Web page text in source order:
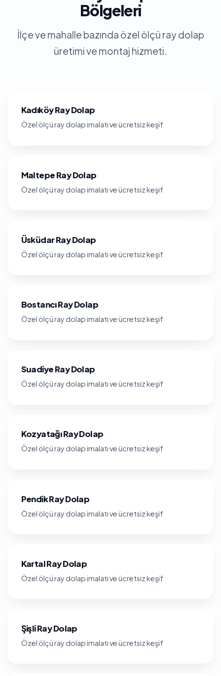
Bölgeleri
İlçe ve mahalle bazında özel ölçü ray dolap
üretimi ve montaj hizmeti.
Kadıköy Ray Dolap
Özel ölçü ray dolap imalatı ve ücretsiz keşif
Maltepe Ray Dolap
Özel ölçü ray dolap imalatı ve ücretsiz keşif
Üsküdar Ray Dolap
Özel ölçü ray dolap imalatı ve ücretsiz keşif
Bostancı Ray Dolap
Özel ölçü ray dolap imalatı ve ücretsiz keşif
Suadiye Ray Dolap
Özel ölçü ray dolap imalatı ve ücretsiz keşif
Kozyatağı Ray Dolap
Özel ölçü ray dolap imalatı ve ücretsiz keşif
Pendik Ray Dolap
Özel ölçü ray dolap imalatı ve ücretsiz keşif
Kartal Ray Dolap
Özel ölçü ray dolap imalatı ve ücretsiz keşif
Şişli Ray Dolap
Özel ölçü ray dolap imalatı ve ücretsiz keşif